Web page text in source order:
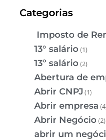
Categorias
Imposto de
13° salário (1)
13º salário (2)
Abertura de
Abrir CNPJ (1)
Abrir empresa
Abrir Negócio (2)
abrir um